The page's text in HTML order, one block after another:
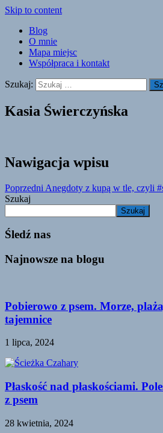
Skip to content
Blog
O mnie
Mapa miejsc
Współpraca i kontakt
Szukaj:
Kasia Świerczyńska
Nawigacja wpisu
Poprzedni Anegdoty z kupą w tle, czyli
Szukaj
Szukaj
Śledź nas
Najnowsze na blogu
Pobierowo z psem. Morze,
tajemnice
1 lipca, 2024
Płaskość nad płaskościami.
z psem
28 kwietnia, 2024